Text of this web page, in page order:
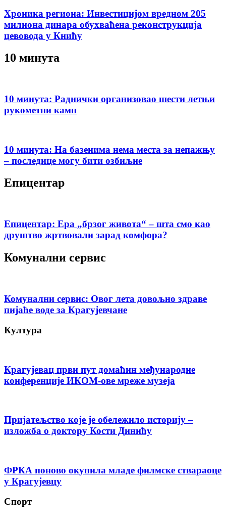
Хроника региона: Инвестицијом вредном 205
милиона динара обухваћена реконструкција
цевовода у Книћу
10 минута
10 минута: Раднички организовао шести летњи
рукометни камп
10 минута: На базенима нема места за непажњу
– последице могу бити озбиљне
Епицентар
Епицентар: Ера „брзог живота“ – шта смо као
друштво жртвовали зарад комфора?
Комунални сервис
Комунални сервис: Овог лета довољно здраве
пијаће воде за Крагујевчане
Култура
Крагујевац први пут домаћин међународне
конференције ИКОМ-ове мреже музеја
Пријатељство које је обележило историју –
изложба о доктору Кости Динићу
ФРКА поново окупила младе филмске ствараоце
у Крагујевцу
Спорт